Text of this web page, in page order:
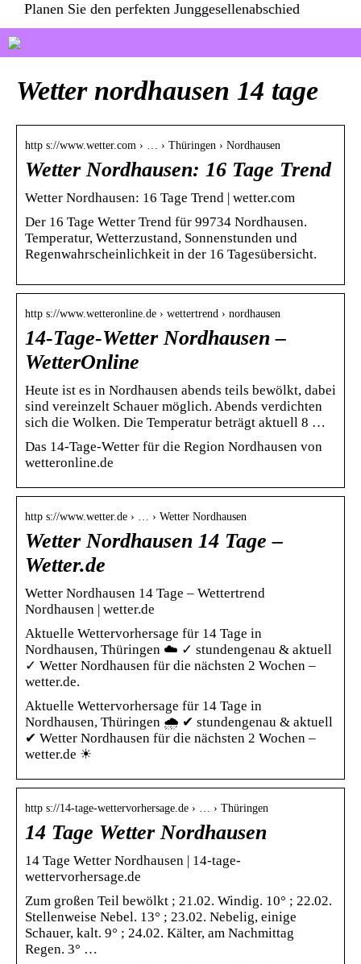
Planen Sie den perfekten Junggesellenabschied
Wetter nordhausen 14 tage
http s://www.wetter.com › … › Thüringen › Nordhausen
Wetter Nordhausen: 16 Tage Trend
Wetter Nordhausen: 16 Tage Trend | wetter.com
Der 16 Tage Wetter Trend für 99734 Nordhausen.
Temperatur, Wetterzustand, Sonnenstunden und
Regenwahrscheinlichkeit in der 16 Tagesübersicht.
http s://www.wetteronline.de › wettertrend › nordhausen
14-Tage-Wetter Nordhausen –
WetterOnline
Heute ist es in Nordhausen abends teils bewölkt, dabei
sind vereinzelt Schauer möglich. Abends verdichten
sich die Wolken. Die Temperatur beträgt aktuell 8 …
Das 14-Tage-Wetter für die Region Nordhausen von
wetteronline.de
http s://www.wetter.de › … › Wetter Nordhausen
Wetter Nordhausen 14 Tage –
Wetter.de
Wetter Nordhausen 14 Tage – Wettertrend
Nordhausen | wetter.de
Aktuelle Wettervorhersage für 14 Tage in
Nordhausen, Thüringen ☁️ ✓ stundengenau & aktuell
✓ Wetter Nordhausen für die nächsten 2 Wochen –
wetter.de.
Aktuelle Wettervorhersage für 14 Tage in
Nordhausen, Thüringen 🌧️ ✔ stundengenau & aktuell
✔ Wetter Nordhausen für die nächsten 2 Wochen –
wetter.de ☀
http s://14-tage-wettervorhersage.de › … › Thüringen
14 Tage Wetter Nordhausen
14 Tage Wetter Nordhausen | 14-tage-
wettervorhersage.de
Zum großen Teil bewölkt ; 21.02. Windig. 10° ; 22.02.
Stellenweise Nebel. 13° ; 23.02. Nebelig, einige
Schauer, kalt. 9° ; 24.02. Kälter, am Nachmittag
Regen. 3° …